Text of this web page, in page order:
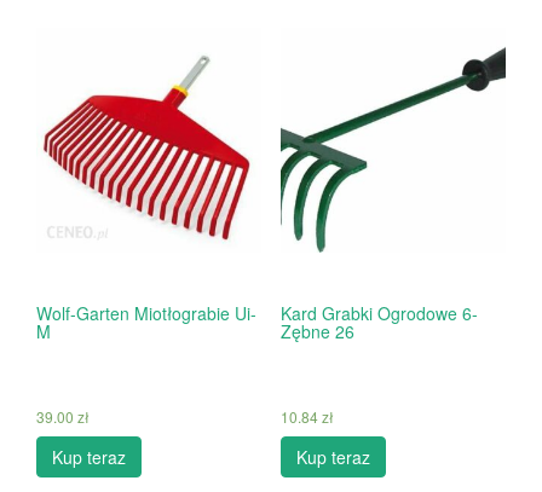
Wolf-Garten Miotłograbie Ui-
M
39.00 zł
Kup teraz
Kard Grabki Ogrodowe 6-
Zębne 26
10.84zł
Kup teraz